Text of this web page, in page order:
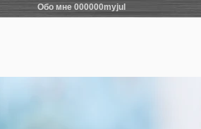
Обо мне 000000myjul